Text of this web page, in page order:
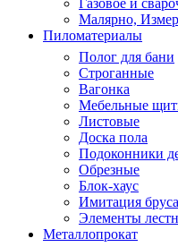
Газовое и
Малярно,
Пиломатериалы
Полог для бани
Строганные
Вагонка
Мебельные
Листовые
Доска пола
Подоконники
Обрезные
Блок-хаус
Имитация бруса
Элементы
Металлопрокат